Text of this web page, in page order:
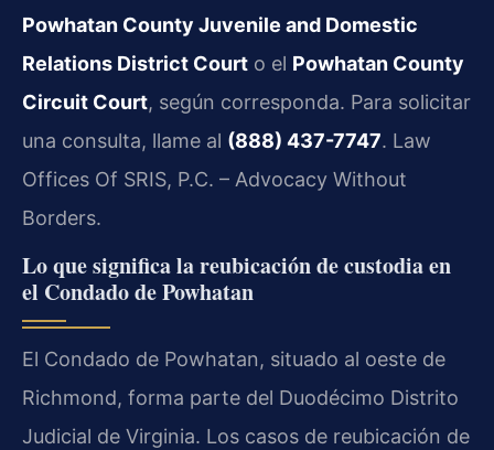
Powhatan County Juvenile and Domestic
Relations District Court o el Powhatan County
Circuit Court, según corresponda. Para solicitar
una consulta, llame al (888) 437-7747. Law
Offices Of SRIS, P.C. – Advocacy Without
Borders.
Lo que significa la reubicación de custodia en
el Condado de Powhatan
El Condado de Powhatan, situado al oeste de
Richmond, forma parte del Duodécimo Distrito
Judicial de Virginia. Los casos de reubicación de